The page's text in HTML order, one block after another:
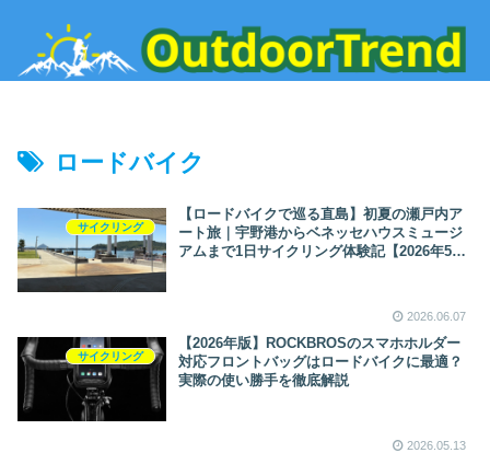
ロードバイク
サイクリング
【ロードバイクで巡る直島】初夏の瀬戸内ア
ート旅｜宇野港からベネッセハウスミュージ
アムまで1日サイクリング体験記【2026年5
2026.06.07
サイクリング
【2026年版】ROCKBROSのスマホホルダー
対応フロントバッグはロードバイクに最適？
実際の使い勝手を徹底解説
2026.05.13